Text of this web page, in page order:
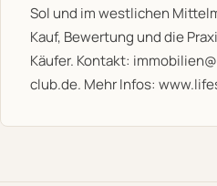
Sol und im westlichen
Kauf, Bewertung und die
Käufer. Kontakt:
club.de. Mehr Infos: